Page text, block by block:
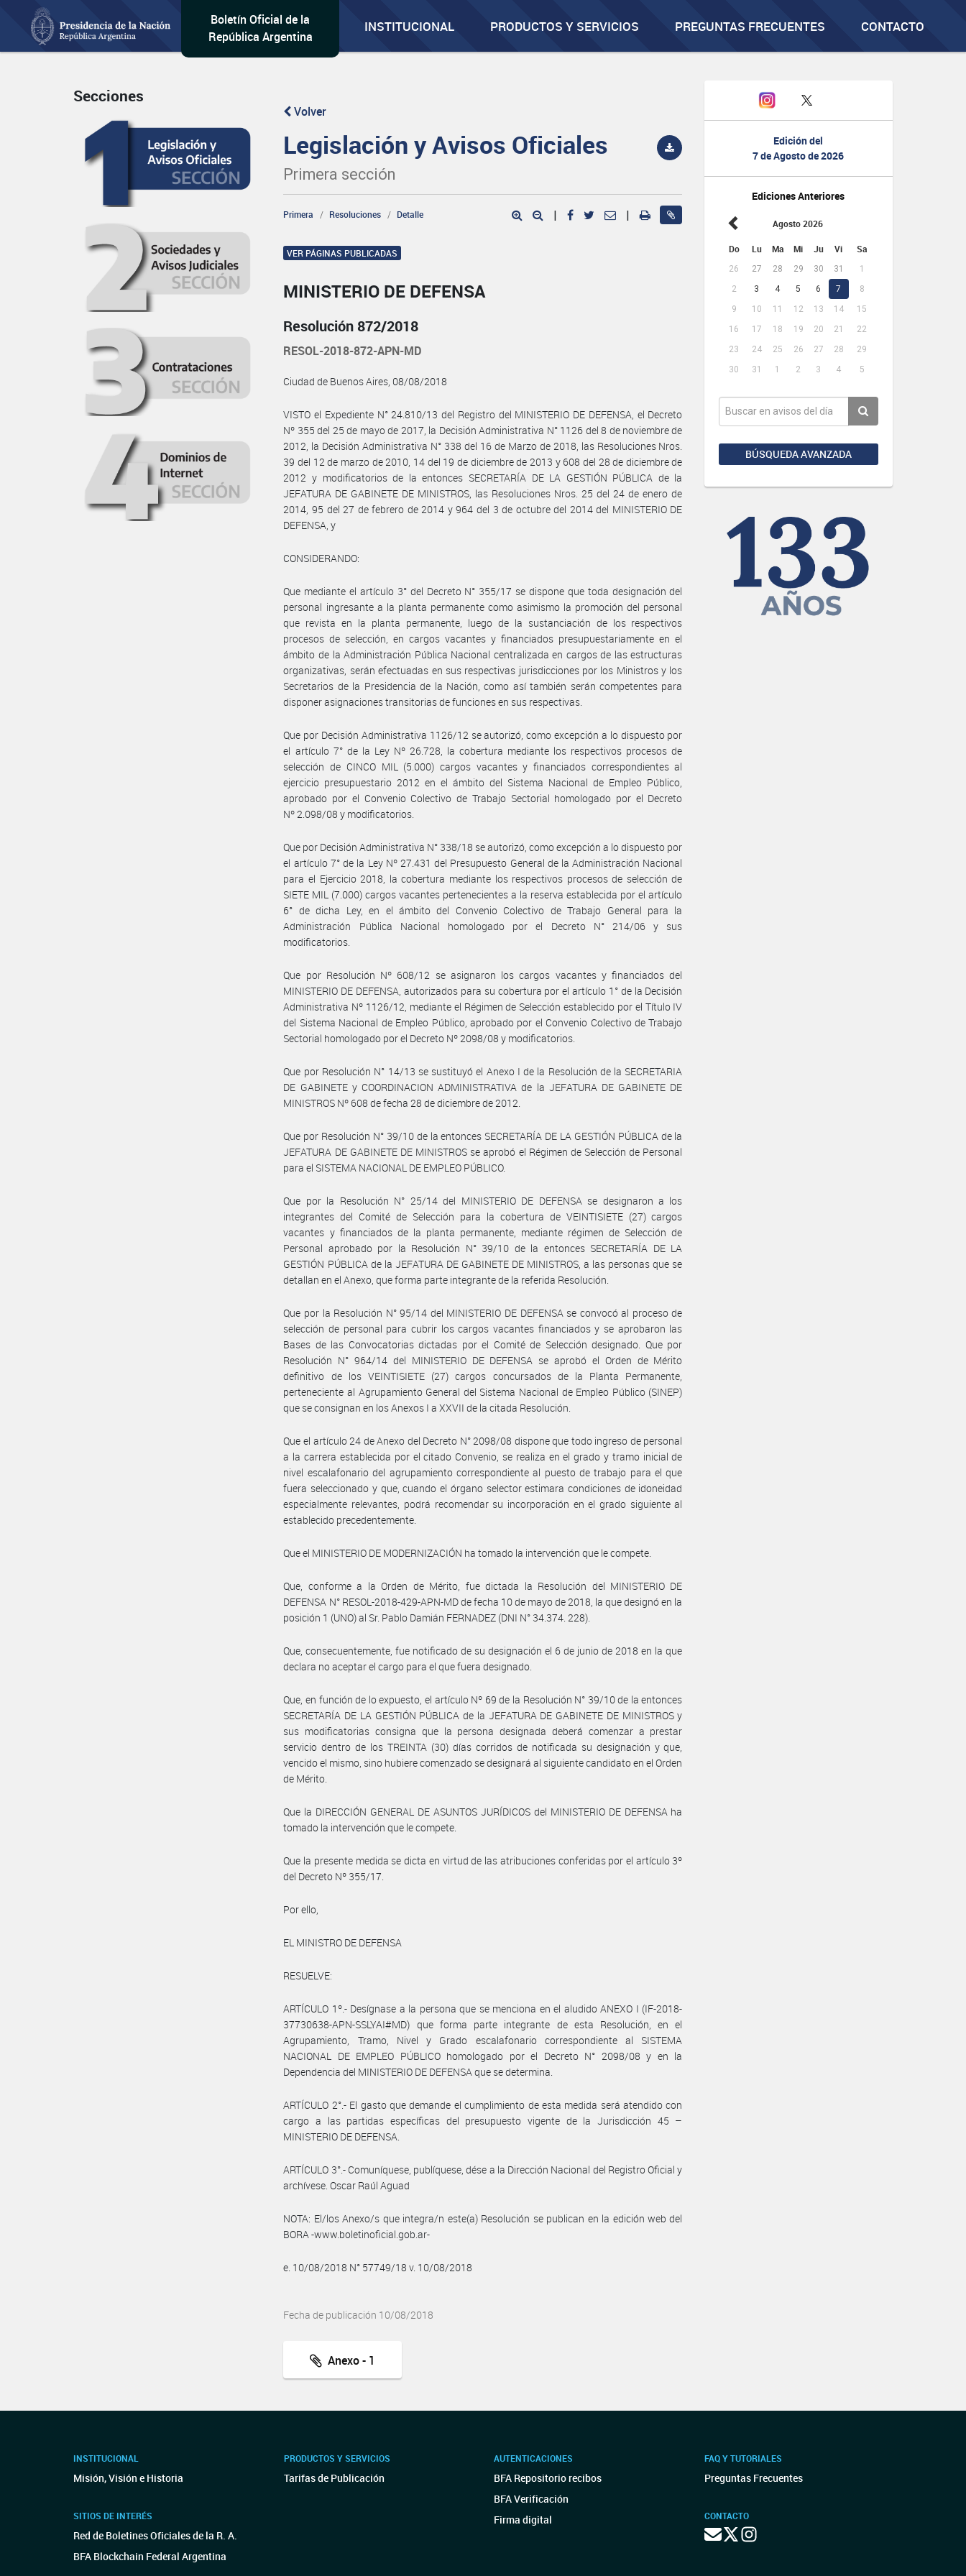
Boletín Oficial de la
República Argentina
INSTITUCIONAL PRODUCTOS Y SERVICIOS PREGUNTAS FRECUENTES CONTACTO
Edición del
7 de Agosto de 2026
Ediciones Anteriores
Agosto 2026
Do Lu Ma Mi Ju Vi Sa
26 27 28 29 30 31
1
2
3 4 5 6 7
8
9
10 11 12 13 14
15
16
17 18 19 20 21
22
23
24 25 26 27 28
29
30
31 1 2 3 4 5
BÚSQUEDA AVANZADA
Secciones
Volver
Legislación y Avisos Oficiales
Primera sección
Primera Resoluciones Detalle | |
VER PÁGINAS PUBLICADAS
MINISTERIO DE DEFENSA
Resolución 872/2018
RESOL-2018-872-APN-MD
Ciudad de Buenos Aires, 08/08/2018
VISTO el Expediente N° 24.810/13 del Registro del MINISTERIO DE DEFENSA, el Decreto
Nº 355 del 25 de mayo de 2017, la Decisión Administrativa N° 1126 del 8 de noviembre de
2012, la Decisión Administrativa N° 338 del 16 de Marzo de 2018, las Resoluciones Nros.
39 del 12 de marzo de 2010, 14 del 19 de diciembre de 2013 y 608 del 28 de diciembre de
2012 y modificatorios de la entonces SECRETARÍA DE LA GESTIÓN PÚBLICA de la
JEFATURA DE GABINETE DE MINISTROS, las Resoluciones Nros. 25 del 24 de enero de
2014, 95 del 27 de febrero de 2014 y 964 del 3 de octubre del 2014 del MINISTERIO DE
DEFENSA, y
CONSIDERANDO:
Que mediante el artículo 3° del Decreto N° 355/17 se dispone que toda designación del
personal ingresante a la planta permanente como asimismo la promoción del personal
que revista en la planta permanente, luego de la sustanciación de los respectivos
procesos de selección, en cargos vacantes y financiados presupuestariamente en el
ámbito de la Administración Pública Nacional centralizada en cargos de las estructuras
organizativas, serán efectuadas en sus respectivas jurisdicciones por los Ministros y los
Secretarios de la Presidencia de la Nación, como así también serán competentes para
disponer asignaciones transitorias de funciones en sus respectivas.
Que por Decisión Administrativa 1126/12 se autorizó, como excepción a lo dispuesto por
el artículo 7° de la Ley Nº 26.728, la cobertura mediante los respectivos procesos de
selección de CINCO MIL (5.000) cargos vacantes y financiados correspondientes al
ejercicio presupuestario 2012 en el ámbito del Sistema Nacional de Empleo Público,
aprobado por el Convenio Colectivo de Trabajo Sectorial homologado por el Decreto
Nº 2.098/08 y modificatorios.
Que por Decisión Administrativa N° 338/18 se autorizó, como excepción a lo dispuesto por
el artículo 7° de la Ley Nº 27.431 del Presupuesto General de la Administración Nacional
para el Ejercicio 2018, la cobertura mediante los respectivos procesos de selección de
SIETE MIL (7.000) cargos vacantes pertenecientes a la reserva establecida por el artículo
6° de dicha Ley, en el ámbito del Convenio Colectivo de Trabajo General para la
Administración Pública Nacional homologado por el Decreto N° 214/06 y sus
modificatorios.
Que por Resolución Nº 608/12 se asignaron los cargos vacantes y financiados del
MINISTERIO DE DEFENSA, autorizados para su cobertura por el artículo 1° de la Decisión
Administrativa Nº 1126/12, mediante el Régimen de Selección establecido por el Título IV
del Sistema Nacional de Empleo Público, aprobado por el Convenio Colectivo de Trabajo
Sectorial homologado por el Decreto Nº 2098/08 y modificatorios.
Que por Resolución N° 14/13 se sustituyó el Anexo I de la Resolución de la SECRETARIA
DE GABINETE y COORDINACION ADMINISTRATIVA de la JEFATURA DE GABINETE DE
MINISTROS Nº 608 de fecha 28 de diciembre de 2012.
Que por Resolución N° 39/10 de la entonces SECRETARÍA DE LA GESTIÓN PÚBLICA de la
JEFATURA DE GABINETE DE MINISTROS se aprobó el Régimen de Selección de Personal
para el SISTEMA NACIONAL DE EMPLEO PÚBLICO.
Que por la Resolución N° 25/14 del MINISTERIO DE DEFENSA se designaron a los
integrantes del Comité de Selección para la cobertura de VEINTISIETE (27) cargos
vacantes y financiados de la planta permanente, mediante régimen de Selección de
Personal aprobado por la Resolución N° 39/10 de la entonces SECRETARÍA DE LA
GESTIÓN PÚBLICA de la JEFATURA DE GABINETE DE MINISTROS, a las personas que se
detallan en el Anexo, que forma parte integrante de la referida Resolución.
Que por la Resolución N° 95/14 del MINISTERIO DE DEFENSA se convocó al proceso de
selección de personal para cubrir los cargos vacantes financiados y se aprobaron las
Bases de las Convocatorias dictadas por el Comité de Selección designado. Que por
Resolución N° 964/14 del MINISTERIO DE DEFENSA se aprobó el Orden de Mérito
definitivo de los VEINTISIETE (27) cargos concursados de la Planta Permanente,
perteneciente al Agrupamiento General del Sistema Nacional de Empleo Público (SINEP)
que se consignan en los Anexos I a XXVII de la citada Resolución.
Que el artículo 24 de Anexo del Decreto N° 2098/08 dispone que todo ingreso de personal
a la carrera establecida por el citado Convenio, se realiza en el grado y tramo inicial de
nivel escalafonario del agrupamiento correspondiente al puesto de trabajo para el que
fuera seleccionado y que, cuando el órgano selector estimara condiciones de idoneidad
especialmente relevantes, podrá recomendar su incorporación en el grado siguiente al
establecido precedentemente.
Que el MINISTERIO DE MODERNIZACIÓN ha tomado la intervención que le compete.
Que, conforme a la Orden de Mérito, fue dictada la Resolución del MINISTERIO DE
DEFENSA N° RESOL-2018-429-APN-MD de fecha 10 de mayo de 2018, la que designó en la
posición 1 (UNO) al Sr. Pablo Damián FERNADEZ (DNI N° 34.374. 228).
Que, consecuentemente, fue notificado de su designación el 6 de junio de 2018 en la que
declara no aceptar el cargo para el que fuera designado.
Que, en función de lo expuesto, el artículo Nº 69 de la Resolución N° 39/10 de la entonces
SECRETARÍA DE LA GESTIÓN PÚBLICA de la JEFATURA DE GABINETE DE MINISTROS y
sus modificatorias consigna que la persona designada deberá comenzar a prestar
servicio dentro de los TREINTA (30) días corridos de notificada su designación y que,
vencido el mismo, sino hubiere comenzado se designará al siguiente candidato en el Orden
de Mérito.
Que la DIRECCIÓN GENERAL DE ASUNTOS JURÍDICOS del MINISTERIO DE DEFENSA ha
tomado la intervención que le compete.
Que la presente medida se dicta en virtud de las atribuciones conferidas por el artículo 3º
del Decreto Nº 355/17.
Por ello,
EL MINISTRO DE DEFENSA
RESUELVE:
ARTÍCULO 1º.- Desígnase a la persona que se menciona en el aludido ANEXO I (IF-2018-
37730638-APN-SSLYAI#MD) que forma parte integrante de esta Resolución, en el
Agrupamiento, Tramo, Nivel y Grado escalafonario correspondiente al SISTEMA
NACIONAL DE EMPLEO PÚBLICO homologado por el Decreto N° 2098/08 y en la
Dependencia del MINISTERIO DE DEFENSA que se determina.
ARTÍCULO 2°.- El gasto que demande el cumplimiento de esta medida será atendido con
cargo a las partidas específicas del presupuesto vigente de la Jurisdicción 45 –
MINISTERIO DE DEFENSA.
ARTÍCULO 3°.- Comuníquese, publíquese, dése a la Dirección Nacional del Registro Oficial y
archívese. Oscar Raúl Aguad
NOTA: El/los Anexo/s que integra/n este(a) Resolución se publican en la edición web del
BORA -www.boletinoficial.gob.ar-
e. 10/08/2018 N° 57749/18 v. 10/08/2018
Fecha de publicación 10/08/2018
Anexo - 1
INSTITUCIONAL
Misión, Visión e Historia
SITIOS DE INTERÉS
Red de Boletines Oficiales de la R. A.
BFA Blockchain Federal Argentina
PRODUCTOS Y SERVICIOS
Tarifas de Publicación
AUTENTICACIONES
BFA Repositorio recibos
BFA Verificación
Firma digital
FAQ Y TUTORIALES
Preguntas Frecuentes
CONTACTO